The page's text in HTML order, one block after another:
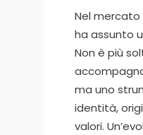
Nel mercato
ha assunto
Non è più
ma uno
identità,
valori.